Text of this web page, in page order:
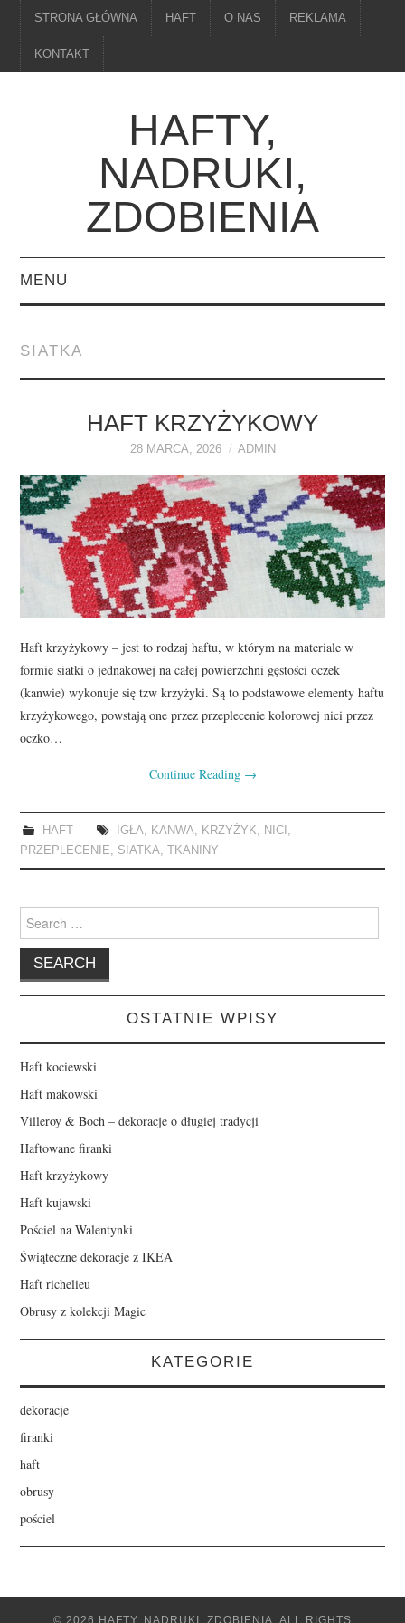
STRONA GŁÓWNA HAFT O NAS REKLAMA
KONTAKT
HAFTY,
NADRUKI,
ZDOBIENIA
MENU
O NAS
KONTAKT
SIATKA
HAFT KRZYŻYKOWY
28 MARCA, 2026 ADMIN
Haft krzyżykowy – jest to rodzaj haftu, w którym na materiale w
formie siatki o jednakowej na całej powierzchni gęstości oczek
(kanwie) wykonuje się tzw krzyżyki. Są to podstawowe elementy haftu
krzyżykowego, powstają one przez przeplecenie kolorowej nici przez
oczko…
Continue Reading →
HAFT IGŁA, KANWA, KRZYŻYK, NICI ,
PRZEPLECENIE, SIATKA, TKANINY
Search
for:
OSTATNIE WPISY
Haft kociewski
Haft makowski
Villeroy & Boch – dekoracje o długiej tradycji
Haftowane firanki
Haft krzyżykowy
Haft kujawski
Pościel na Walentynki
Świąteczne dekoracje z IKEA
Haft richelieu
Obrusy z kolekcji Magic
KATEGORIE
dekoracje
firanki
haft
obrusy
pościel
© 2026 HAFTY, NADRUKI, ZDOBIENIA. ALL RIGHTS